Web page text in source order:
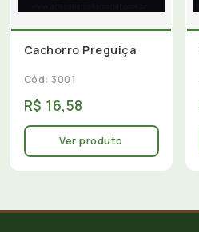
Cachorro Preguiça
Cód: 3001
R$ 16,58
Ver produto